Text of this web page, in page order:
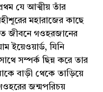
যে আত্মীয় তাঁর
মহারাজের কাছে
জীবনে গওহরজানের
ইয়েওয়ার্ড, যিনি
সম্পর্ক ছিন্ন করে তার
বাড়ী থেকে তাড়িয়ে
জন্মপরিচয়